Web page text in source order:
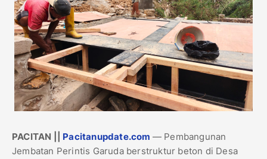
​​​​PACITAN || Pacitanupdate.com — Pembangunan
Jembatan Perintis Garuda berstruktur beton di Desa